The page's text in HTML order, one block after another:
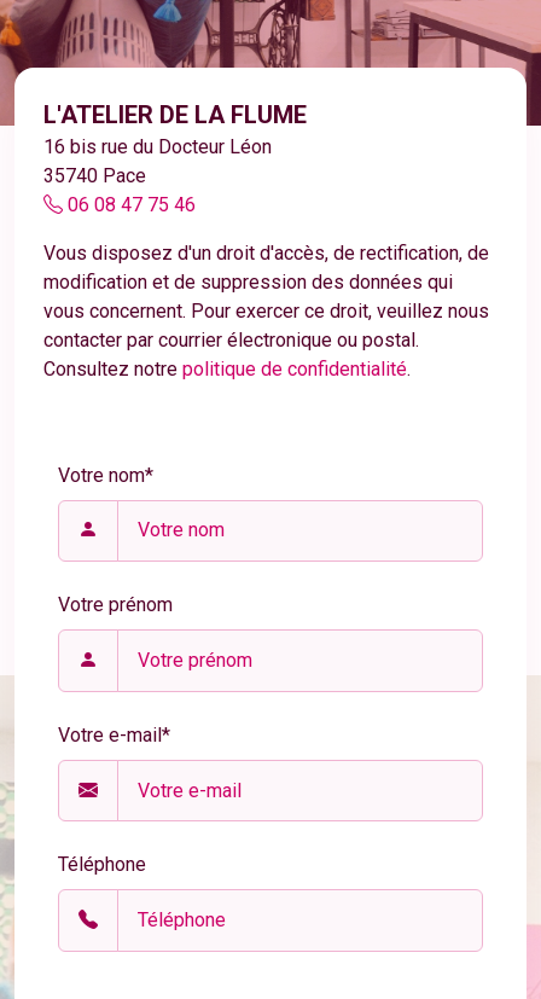
L'ATELIER DE LA FLUME
16 bis rue du Docteur Léon
35740 Pace
06 08 47 75 46
Vous disposez d'un droit d'accès, de rectification, de
modification et de suppression des données qui
vous concernent. Pour exercer ce droit, veuillez nous
contacter par courrier électronique ou postal.
Consultez notre politique de confidentialité.
Votre nom*
Votre prénom
Votre e-mail*
Téléphone